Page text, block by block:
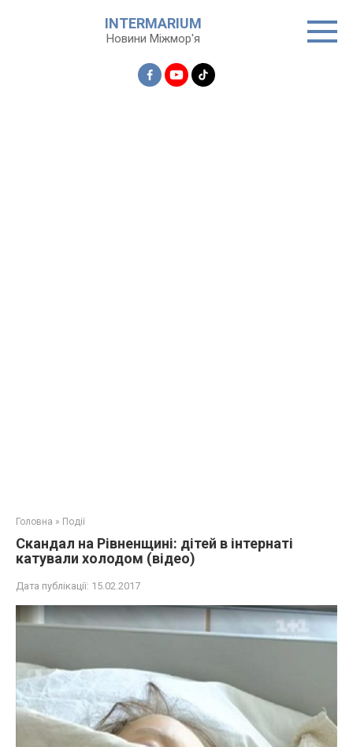
INTERMARIUM
Новини Міжмор'я
Головна » Події
Скандал на Рівненщині: дітей в інтернаті
катували холодом (відео)
Дата публікації: 15.02.2017